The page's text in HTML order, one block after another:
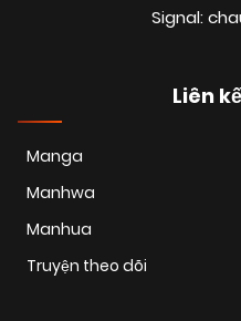
Signal:
Liên
Manga
Manhwa
Manhua
Truyện theo dõi